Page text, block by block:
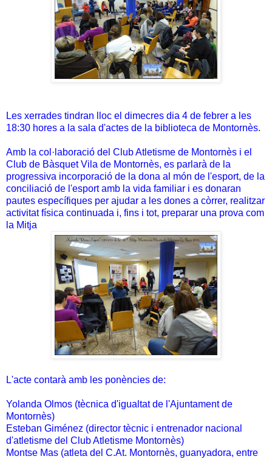
Les xerrades tindran lloc el dimecres dia 4 de febrer a les
18:30 hores a la sala d'actes de la biblioteca de Montornès.
Amb la col·laboració del Club Atletisme de Montornès i el
Club de Bàsquet Vila de Montornès, es parlarà de la
progressiva incorporació de la dona al món de l'esport, de la
conciliació de l'esport amb la vida familiar i es donaran
pautes específiques per ajudar a les dones a còrrer, realitzar
activitat física continuada i, fins i tot, preparar una prova com
la Mitja
L'acte contarà amb les ponències de:
Yolanda Olmos (tècnica d'igualtat de l'Ajuntament de
Montornès)
Esteban Giménez (director tècnic i entrenador nacional
d'atletisme del Club Atletisme Montornès)
Montse Mas (atleta del C.At. Montornès, guanyadora, entre